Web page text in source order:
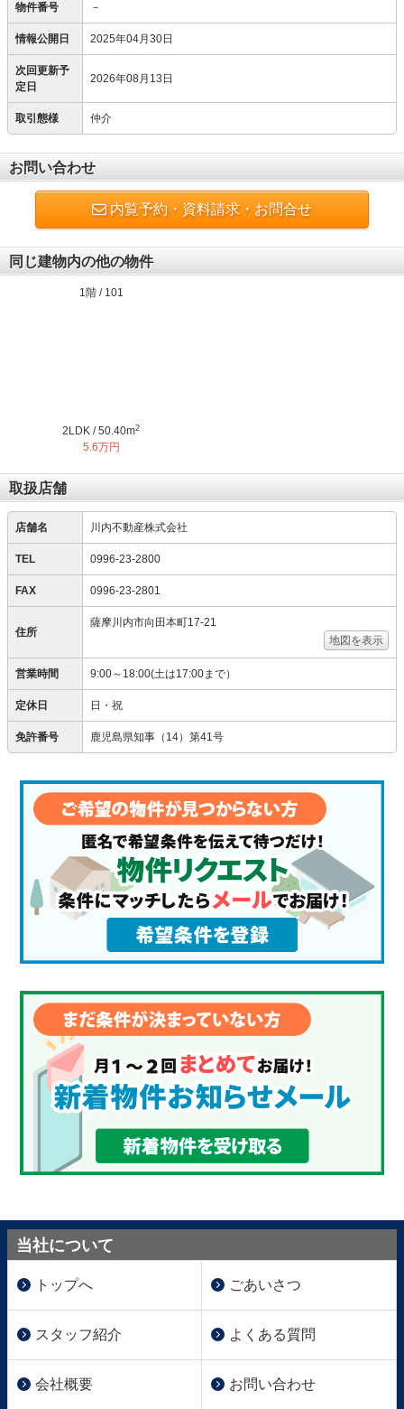
物件番号 －
情報公開日 2025年04月30日
次回更新予
定日
2026年08月13日
取引態様 仲介
お問い合わせ
内覧予約・資料請求・お問合せ
同じ建物内の他の物件
1階 / 101
2LDK / 50.40m2
5.6万円
取扱店舗
店舗名 川内不動産株式会社
TEL 0996-23-2800
FAX 0996-23-2801
住所
薩摩川内市向田本町17-21
地図を表示
営業時間 9:00～18:00(土は17:00まで）
定休日 日・祝
免許番号 鹿児島県知事（14）第41号
当社について
トップへ ごあいさつ
スタッフ紹介 よくある質問
会社概要 お問い合わせ